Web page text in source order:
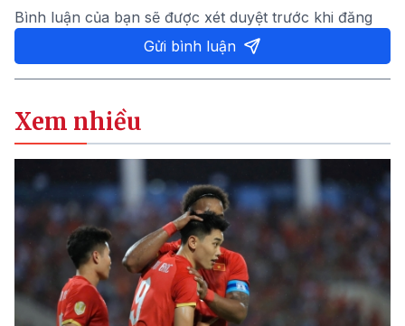
Bình luận của bạn sẽ được xét duyệt trước khi đăng
Gửi bình luận
Xem nhiều